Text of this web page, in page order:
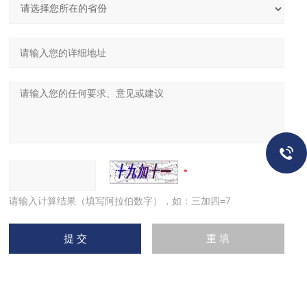
请输入计算结果（填写阿拉伯数字），如：三加四=7